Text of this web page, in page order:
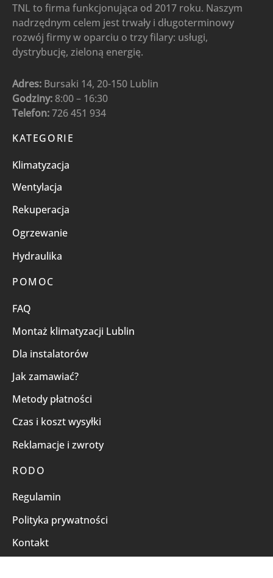
TNL to firma funkcjonująca od 2017 roku. Naszym
nadrzędnym celem jest trwały i długoterminowy
rozwój firmy w oparciu o trzy filary: usługi,
dystrybucję, zieloną energię.
Adres: Bursaki 14, 20-150 Lublin
Godziny: 8:00 – 16:30
Telefon:726 451 934
KATEGORIE
Klimatyzacja
Wentylacja
Rekuperacja
Ogrzewanie
Hydraulika
POMOC
FAQ
Montaż klimatyzacji Lublin
Dla instalatorów
Jak zamawiać?
Metody płatności
Czas i koszt wysyłki
Reklamacje i zwroty
RODO
Regulamin
Polityka prywatności
Kontakt